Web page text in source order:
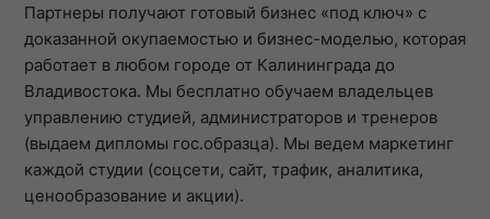
Партнеры получают готовый бизнес «под ключ» с
доказанной окупаемостью и бизнес-моделью, которая
работает в любом городе от Калининграда до
Владивостока. Мы бесплатно обучаем владельцев
управлению студией, администраторов и тренеров
(выдаем дипломы гос.образца). Мы ведем маркетинг
каждой студии (соцсети, сайт, трафик, аналитика,
ценообразование и акции).